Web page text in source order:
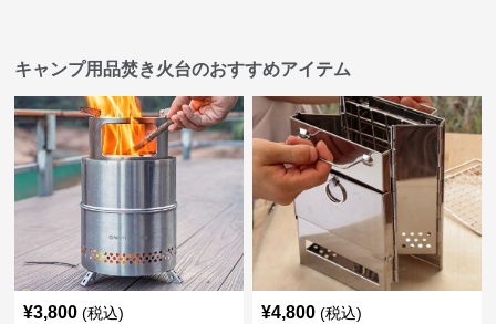
キャンプ用品焚き火台のおすすめアイテム
¥3,800 (税込) ¥4,800 (税込)